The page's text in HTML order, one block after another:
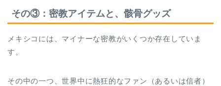
その③：密教アイテムと、骸骨グッズ
メキシコには、マイナーな密教がいくつか存在していま
す。
その中の一つ、世界中に熱狂的なファン（あるいは信者）